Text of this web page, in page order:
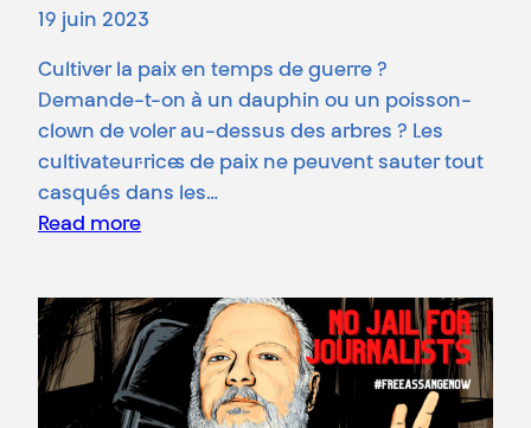
19 juin 2023
Cultiver la paix en temps de guerre ?
Demande-t-on à un dauphin ou un poisson-
clown de voler au-dessus des arbres ? Les
cultivateur·rice·s de paix ne peuvent sauter tout
casqués dans les…
Read more